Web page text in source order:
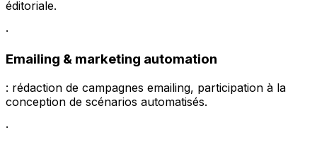
éditoriale.
·
Emailing & marketing automation
: rédaction de campagnes emailing, participation à la
conception de scénarios automatisés.
·